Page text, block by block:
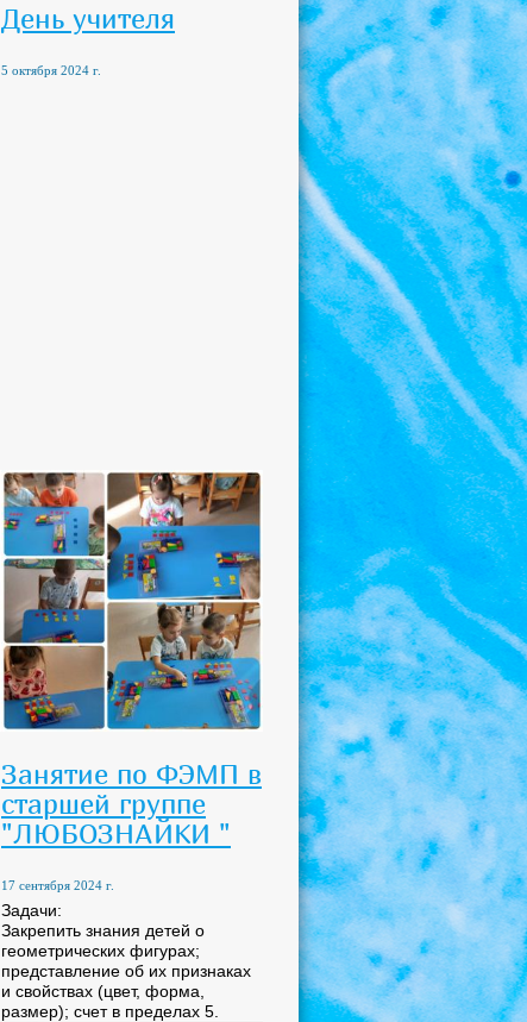
День учителя
5 октября 2024 г.
Занятие по ФЭМП в
старшей группе
"ЛЮБОЗНАЙКИ "
17 сентября 2024 г.
Задачи:
Закрепить знания детей о
геометрических фигурах;
представление об их признаках
и свойствах (цвет, форма,
размер); счет в пределах 5.